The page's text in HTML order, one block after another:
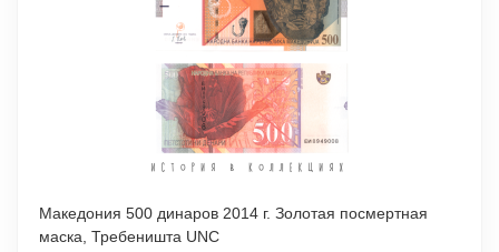
Македония 500 динаров 2014 г. Золотая посмертная
маска, Требеништа UNC